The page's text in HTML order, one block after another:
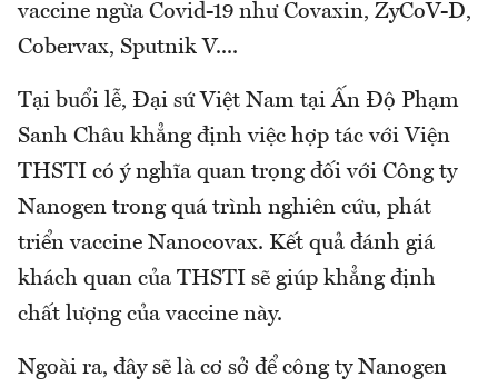
vaccine ngừa Covid-19 như Covaxin, ZyCoV-D,
Cobervax, Sputnik V....
Tại buổi lễ, Đại sứ Việt Nam tại Ấn Độ Phạm
Sanh Châu khẳng định việc hợp tác với Viện
THSTI có ý nghĩa quan trọng đối với Công ty
Nanogen trong quá trình nghiên cứu, phát
triển vaccine Nanocovax. Kết quả đánh giá
khách quan của THSTI sẽ giúp khẳng định
chất lượng của vaccine này.
Ngoài ra, đây sẽ là cơ sở để công ty Nanogen